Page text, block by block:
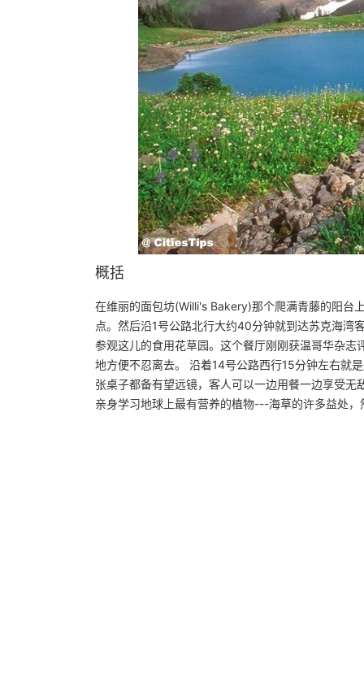
概括
在维丽的面包坊(Willi's Bakery)那个爬满青藤的阳台
点。然后沿1号公路北行大约40分钟就到达苏克海
参观这儿的食用花草园。这个餐厅刚刚获温哥华杂志
地方便不忍离去。 沿着14号公路西行15分钟左右就
张桌子都备有望远镜，客人可以一边用餐一边享受无
亲身学习地球上最有营养的植物---海草的许多益处